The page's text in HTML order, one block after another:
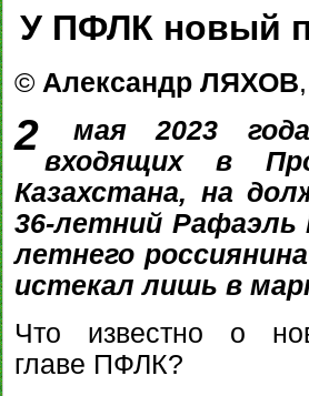
У ПФЛК новый
© Александр ЛЯХОВ
2
мая 2023 года
входящих в
Казахстана, на
36-летний Рафаэль
летнего
истекал лишь в
Что известно о
главе ПФЛК?